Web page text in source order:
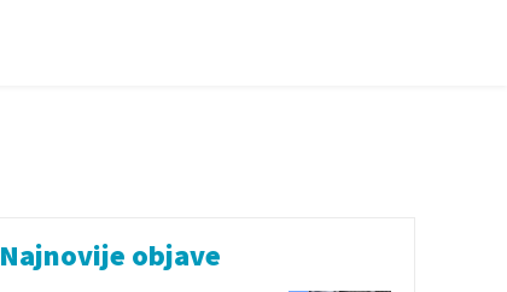
Najnovije objave